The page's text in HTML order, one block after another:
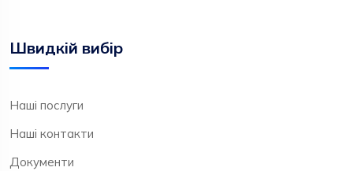
Швидкій вибір
Наші послуги
Наші контакти
Документи